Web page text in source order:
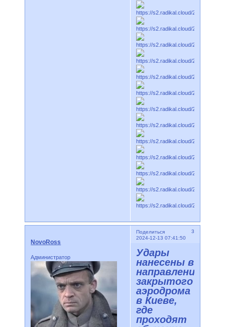
Поделиться
3
2024-12-13 07:41:50
NovoRoss
Администратор
Удары
нанесены в
направлении
закрытого
аэродрома
в Киеве,
где
проходят